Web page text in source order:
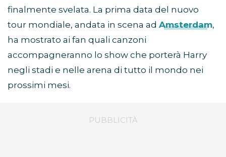
finalmente svelata. La prima data del nuovo
tour mondiale, andata in scena ad Amsterdam,
ha mostrato ai fan quali canzoni
accompagneranno lo show che porterà Harry
negli stadi e nelle arena di tutto il mondo nei
prossimi mesi.